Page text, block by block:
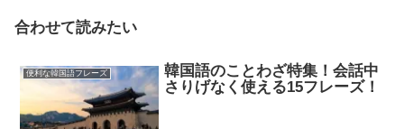
合わせて読みたい
便利な韓国語フレーズ
韓国語のことわざ特集！会話中
さりげなく使える15フレーズ！